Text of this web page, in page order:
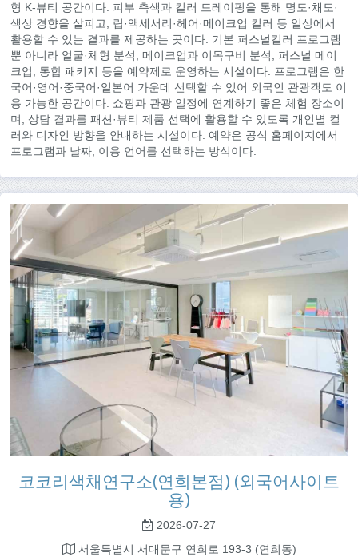
형 K-뷰티 공간이다. 피부 측색과 컬러 드레이핑을 통해 명도·채도·
색상 경향을 살피고, 립·액세서리·헤어·메이크업 컬러 등 일상에서
활용할 수 있는 결과를 제공하는 곳이다. 기본 퍼스널컬러 프로그램
뿐 아니라 얼굴·체형 분석, 메이크업과 이목구비 분석, 퍼스널 메이
크업, 통합 패키지 등을 예약제로 운영하는 시설이다. 프로그램은 한
국어·영어·중국어·일본어 가운데 선택할 수 있어 외국인 관광객도 이
용 가능한 공간이다. 쇼핑과 관광 일정에 연계하기 좋은 체험 장소이
며, 상담 결과를 패션·뷰티 제품 선택에 활용할 수 있도록 개인별 컬
러와 디자인 방향을 안내하는 시설이다. 예약은 공식 홈페이지에서
프로그램과 날짜, 이용 언어를 선택하는 방식이다.
코코리색채연구소(연희본점) (외국어사이트
용)
2026-07-27
서울특별시 서대문구 연희로 193-3 (연희동)